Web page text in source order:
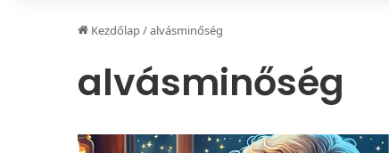
Kezdőlap/alvásminőség
alvásminőség